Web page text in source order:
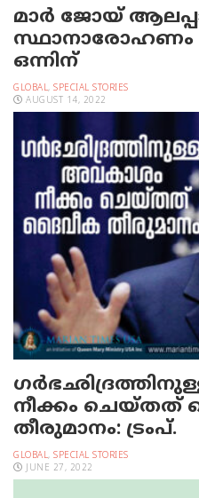
മാർ ജോയ്
ഒന്നിന്
GLOBAL, SPECIAL STORIES
AUGUST 14, 2022
നീക്കം ചെയ്തത്
തീരുമാനം: ട്രംപ്.
GLOBAL, SPECIAL STORIES
JUNE 27, 2022